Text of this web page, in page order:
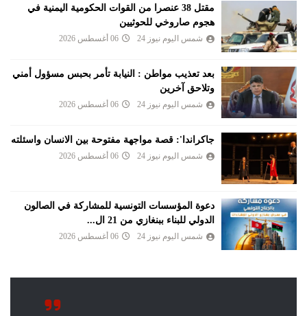
مقتل 38 عنصرا من القوات الحكومية اليمنية في
هجوم صاروخي للحوثيين
شمس اليوم نيوز 24 06 أغسطس 2026
بعد تعذيب مواطن : النيابة تأمر بحبس مسؤول أمني
وتلاحق آخرين
شمس اليوم نيوز 24 06 أغسطس 2026
جاكراندا': قصة مواجهة مفتوحة بين الانسان واسئلته
شمس اليوم نيوز 24 06 أغسطس 2026
دعوة المؤسسات التونسية للمشاركة في الصالون
الدولي للبناء ببنغازي من 21 ال...
شمس اليوم نيوز 24 06 أغسطس 2026